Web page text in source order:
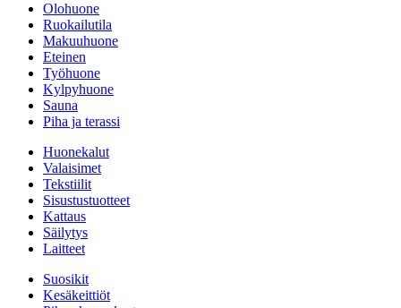
Olohuone
Ruokailutila
Makuuhuone
Eteinen
Työhuone
Kylpyhuone
Sauna
Piha ja terassi
Huonekalut
Valaisimet
Tekstiilit
Sisustustuotteet
Kattaus
Säilytys
Laitteet
Suosikit
Kesäkeittiöt